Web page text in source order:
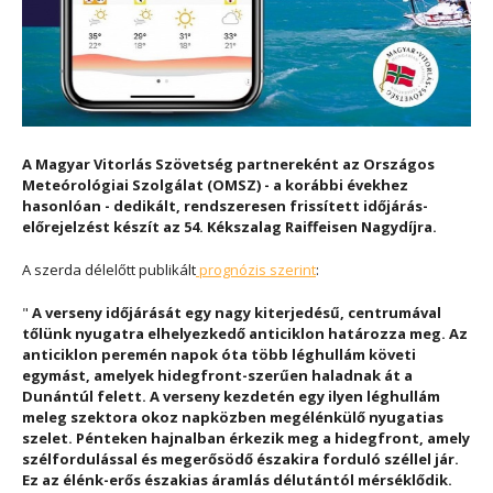
A Magyar Vitorlás Szövetség partnereként az Országos
Meteórológiai Szolgálat (OMSZ) - a korábbi évekhez
hasonlóan - dedikált, rendszeresen frissített időjárás-
előrejelzést készít az 54. Kékszalag Raiffeisen Nagydíjra.
A szerda délelőtt publikáltprognózis szerint:
" A verseny időjárását egy nagy kiterjedésű, centrumával
tőlünk nyugatra elhelyezkedő anticiklon határozza meg. Az
anticiklon peremén napok óta több léghullám követi
egymást, amelyek hidegfront-szerűen haladnak át a
Dunántúl felett. A verseny kezdetén egy ilyen léghullám
meleg szektora okoz napközben megélénkülő nyugatias
szelet. Pénteken hajnalban érkezik meg a hidegfront, amely
szélfordulással és megerősödő északira forduló széllel jár.
Ez az élénk-erős északias áramlás délutántól mérséklődik.